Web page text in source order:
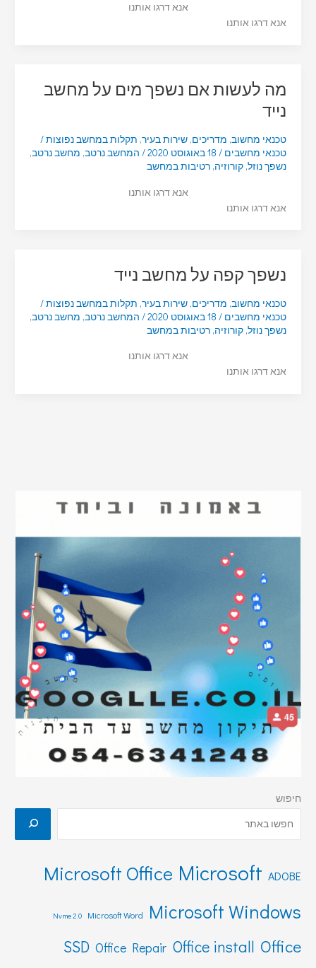
אנא דרגו אותנו
אנא דרגו אותנו
מה לעשות אם נשפך מים על מחשב
נייד
טכנאי מחשוב, מדריכים, שירות בעיר, תקלות במחשב נפוצות/
טכנאי מחשבים / 18 באוגוסט 2020 / המחשב נרטב, מחשב נרטב,
נשפך נוזל, קורוזיה, רטיבות במחשב
אנא דרגו אותנו
אנא דרגו אותנו
נשפך קפה על מחשב נייד
טכנאי מחשוב, מדריכים, שירות בעיר, תקלות במחשב נפוצות/
טכנאי מחשבים / 18 באוגוסט 2020 / המחשב נרטב, מחשב נרטב,
נשפך נוזל, קורוזיה, רטיבות במחשב
אנא דרגו אותנו
אנא דרגו אותנו
חיפוש
ADOBE
Microsoft
Microsoft Office
Microsoft Windows
Microsoft Word
Nvme 2.0
Office
Office install
Office Repair
SSD